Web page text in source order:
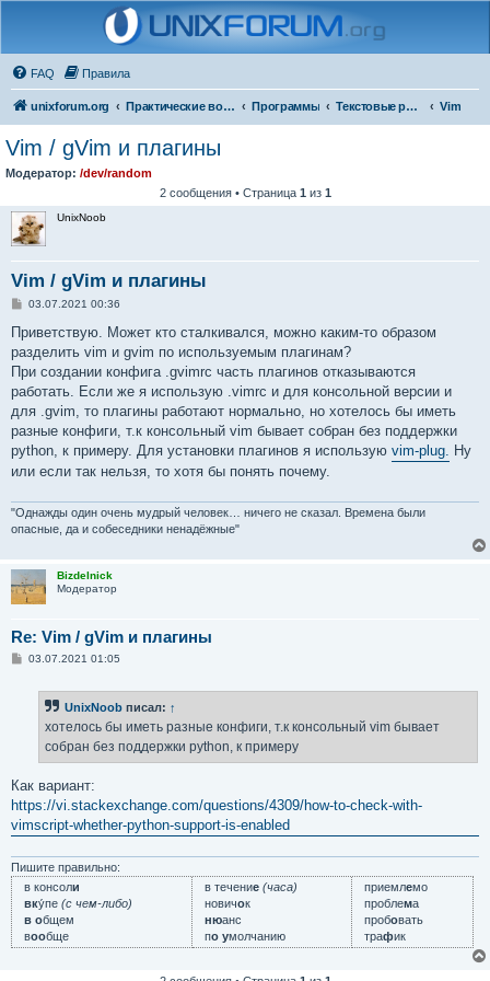
FAQ Правила
unixforum.org Практические вопросы Программы Текстовые редакторы Vim
Vim / gVim и плагины
Модератор: /dev/random
2 сообщения • Страница 1 из 1
UnixNoob
Vim / gVim и плагины
С
о
щ
е
и
е
03.07.2021 00:36
Приветствую. Может кто сталкивался, можно каким-то образом
разделить vim и gvim по используемым плагинам?
При создании конфига .gvimrc часть плагинов отказываются
работать. Если же я использую .vimrc и для консольной версии и
для .gvim, то плагины работают нормально, но хотелось бы иметь
разные конфиги, т.к консольный vim бывает собран без поддержки
python, к примеру. Для установки плагинов я использую vim-plug. Ну
или если так нельзя, то хотя бы понять почему.
"Однажды один очень мудрый человек… ничего не сказал. Времена были
опасные, да и собеседники ненадёжные"
Bizdelnick
Модератор
Re: Vim / gVim и плагины
С03.07.2021 01:05
UnixNoob писал: ↑
хотелось бы иметь разные конфиги, т.к консольный vim бывает
собран без поддержки python, к примеру
Как вариант:
https://vi.stackexchange.com/questions/4309/how-to-check-with-
vimscript-whether-python-support-is-enabled
Пишите правильно:
в консоли
вку́пе (с чем-либо)
в общем
вообще
в течение (часа)
новичок
нюанс
по умолчанию
приемлемо
проблема
пробовать
трафик